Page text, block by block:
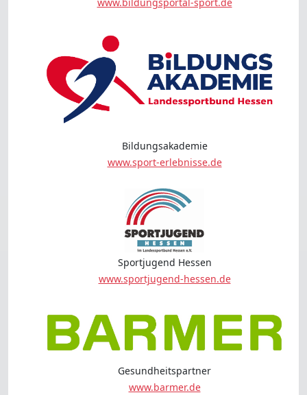
www.bildungsportal-sport.de
Bildungsakademie
www.sport-erlebnisse.de
Sportjugend Hessen
www.sportjugend-hessen.de
Gesundheitspartner
www.barmer.de